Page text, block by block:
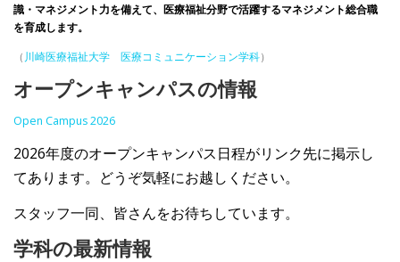
識・マネジメント力を備えて、医療福祉分野で活躍するマネジメント総合職
を育成します。
（ 川崎医療福祉大学 医療コミュニケーション学科）
オープンキャンパスの情報
Open Campus 2026
2026年度のオープンキャンパス日程がリンク先に掲示し
てあります。どうぞ気軽にお越しください。
スタッフ一同、皆さんをお待ちしています。
学科の最新情報